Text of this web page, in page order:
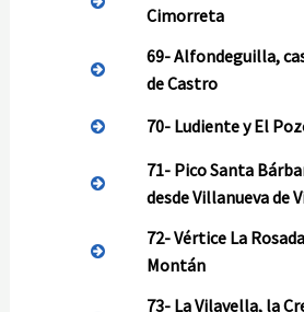
Cimorreta
69-Alfondeguilla,
de Castro
70- Ludiente y El
71- Pico Santa
desde Villanueva de
72-Vértice La
Montán
73- La Vilavella, la